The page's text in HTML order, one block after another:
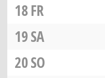
18FR
19SA
20SO